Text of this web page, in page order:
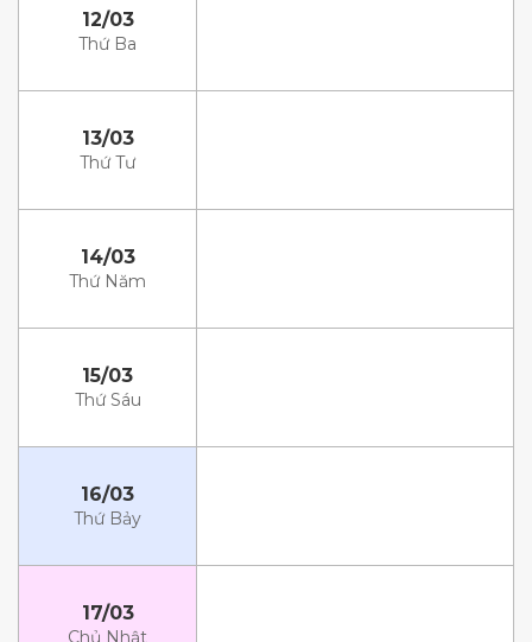
12/03
Thứ Ba
13/03
Thứ Tư
14/03
Thứ Năm
15/03
Thứ Sáu
16/03
Thứ Bảy
17/03
Chủ Nhật